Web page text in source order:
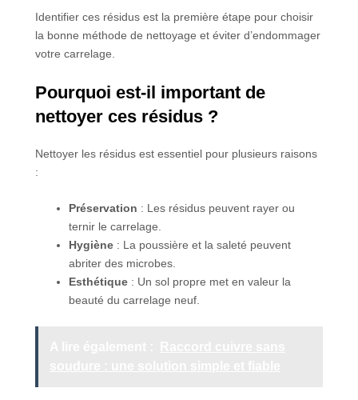
Identifier ces résidus est la première étape pour choisir
la bonne méthode de nettoyage et éviter d’endommager
votre carrelage.
Pourquoi est-il important de
nettoyer ces résidus ?
Nettoyer les résidus est essentiel pour plusieurs raisons
:
Préservation : Les résidus peuvent rayer ou
ternir le carrelage.
Hygiène : La poussière et la saleté peuvent
abriter des microbes.
Esthétique : Un sol propre met en valeur la
beauté du carrelage neuf.